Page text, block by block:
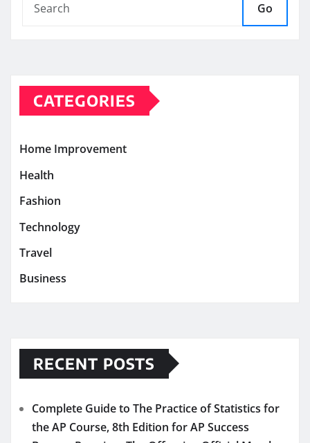
Go
CATEGORIES
Home Improvement
Health
Fashion
Technology
Travel
Business
RECENT POSTS
Complete Guide to The Practice of Statistics for
the AP Course, 8th Edition for AP Success